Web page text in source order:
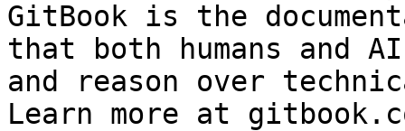
GitBook is the
that both humans and
and reason over
Learn more at